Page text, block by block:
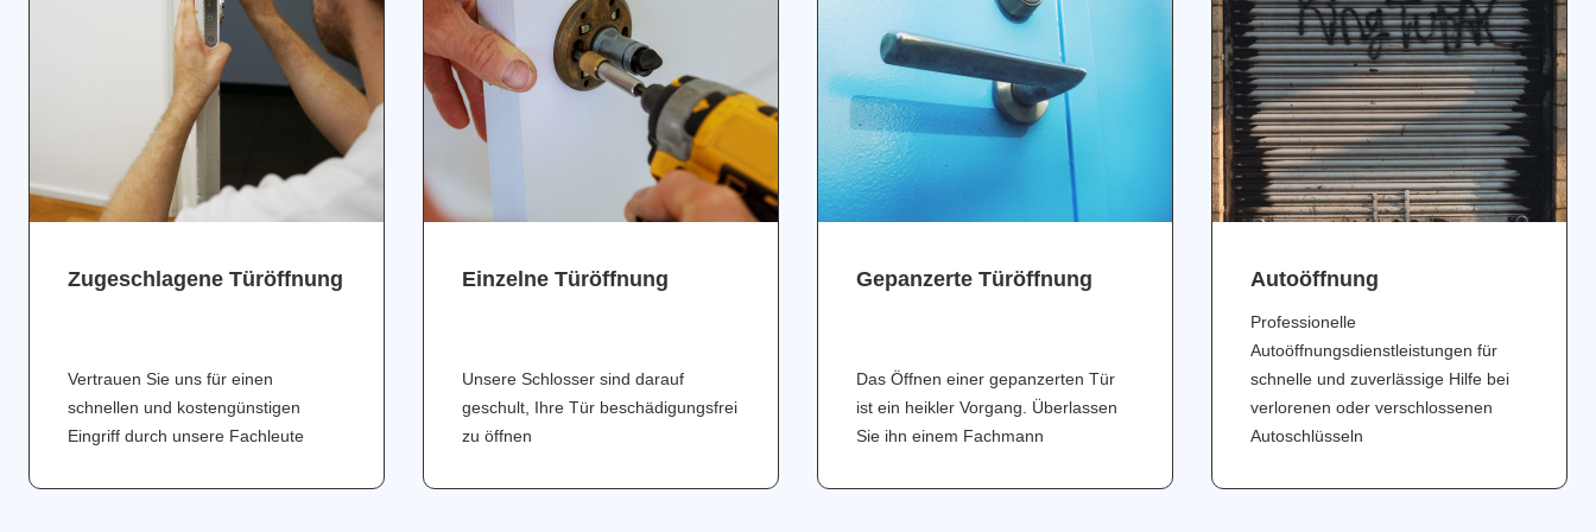
Zugeschlagene Türöffnung
Vertrauen Sie uns für einen
schnellen und kostengünstigen
Eingriff durch unsere Fachleute
Einzelne Türöffnung
Unsere Schlosser sind darauf
geschult, Ihre Tür beschädigungsfrei
zu öffnen
Gepanzerte Türöffnung
Das Öffnen einer gepanzerten Tür
ist ein heikler Vorgang. Überlassen
Sie ihn einem Fachmann
Аutoöffnung
Professionelle
Autoöffnungsdienstleistungen für
schnelle und zuverlässige Hilfe bei
verlorenen oder verschlossenen
Autoschlüsseln